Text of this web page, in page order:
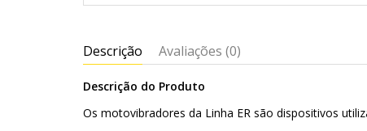
Descrição Avaliações (0)
Descrição do Produto
Os motovibradores da Linha ER são dispositivos